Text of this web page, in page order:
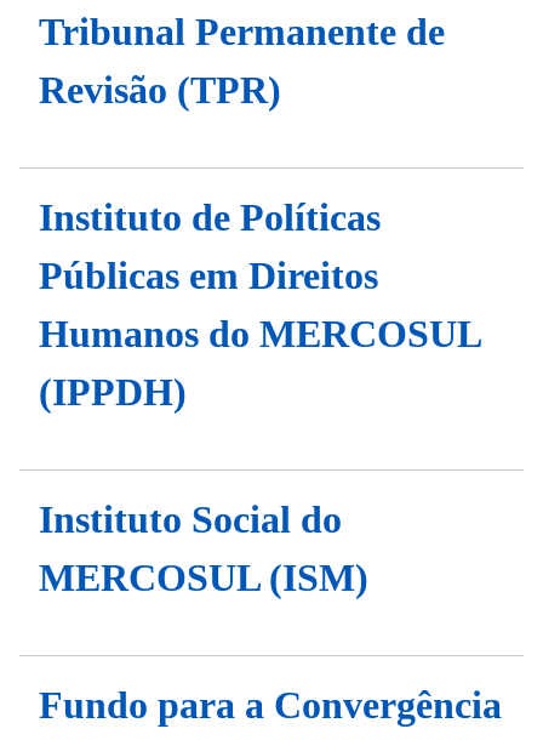
Tribunal Permanente de
Revisão (TPR)
Instituto de Políticas
Públicas em Direitos
Humanos do MERCOSUL
(IPPDH)
Instituto Social do
MERCOSUL (ISM)
Fundo para a Convergência